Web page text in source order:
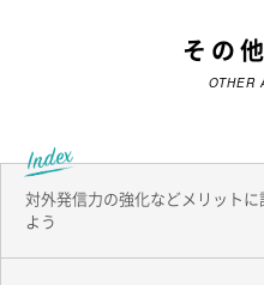
その
OTHER
対外発信力の強化などメリット
よう